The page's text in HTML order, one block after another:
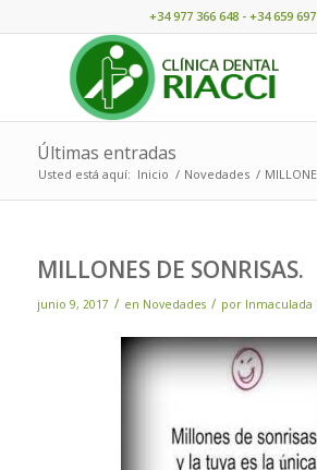
+34 977 366 648 - +34 659 697
Últimas entradas
Usted está aquí: Inicio / Novedades /
MILLONES DE SONRISAS.
junio 9, 2017 / en Novedades / por Inmaculada